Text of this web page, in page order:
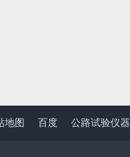
地图 百度 公路试验仪器